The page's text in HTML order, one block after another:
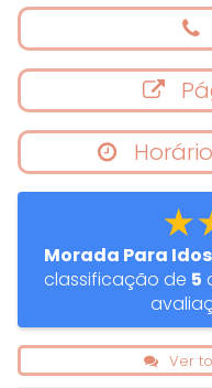
Morada Para
classificação de 5
Ver